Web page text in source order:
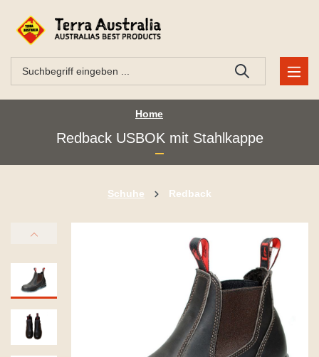
Home
Redback USBOK mit Stahlkappe
Schuhe Redback